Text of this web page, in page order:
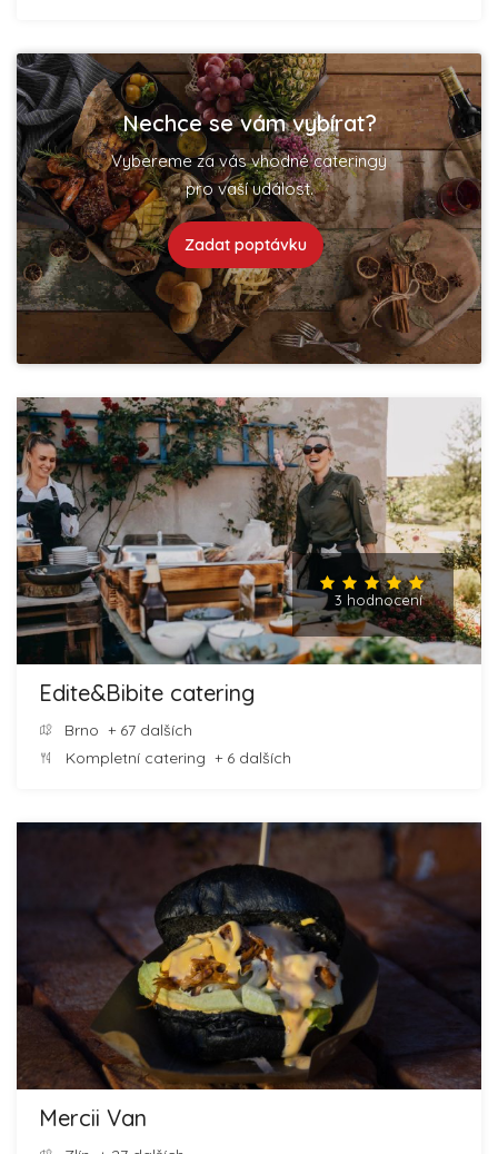
Nechce se vám vybírat?
Vybereme za vás vhodné cateringy
pro vaší událost.
Zadat poptávku
3 hodnocení
Edite&Bibite catering
Brno + 67 dalších
Kompletní catering + 6 dalších
Mercii Van